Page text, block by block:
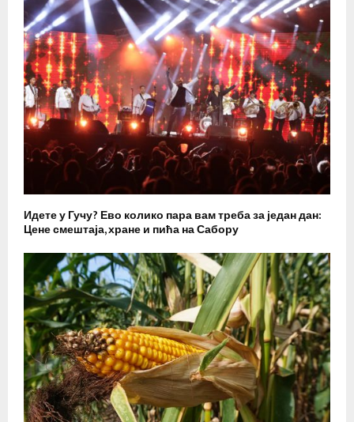
Идете у Гучу? Ево колико пара вам треба за један дан:
Цене смештаја, хране и пића на Сабору